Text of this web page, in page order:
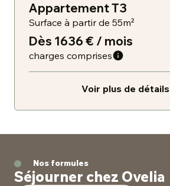
Appartement T3
Surface à partir de 55m²
Dès 1636 € / mois
charges comprises
Voir plus de détails
Nos formules
Séjourner chez Ovelia